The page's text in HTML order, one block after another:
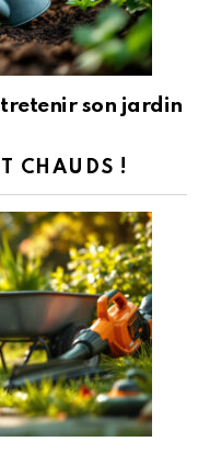
son jardin
CHAUDS !